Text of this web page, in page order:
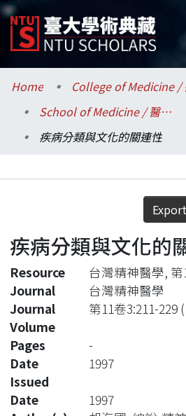
Communities & Collections
Research Outputs
Statistics
Home
School of Medicine / 醫學系
疾病分類與文化的關連性
Details
Export
疾病分類與文化的
Resource
台灣精神醫學, 第
Journal
台灣精神醫學
Journal
Volume
第11卷3:211-229
Pages
-
Date
Issued
1997
Date
1997